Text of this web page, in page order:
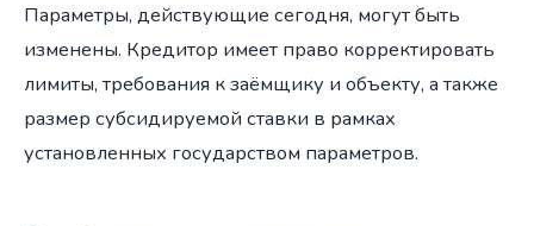
Параметры, действующие сегодня, могут быть
изменены. Кредитор имеет право корректировать
лимиты, требования к заёмщику и объекту, а также
размер субсидируемой ставки в рамках
установленных государством параметров.